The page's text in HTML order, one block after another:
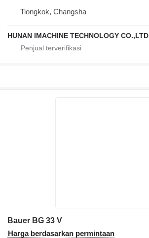
Tiongkok, Changsha
HUNAN IMACHINE TECHNOLOGY CO.,LTD
Bauer BG 33 V
Harga berdasarkan permintaan